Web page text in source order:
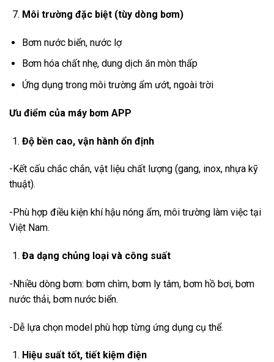
Môi trường đặc biệt (tùy dòng bơm)
Bơm nước biển, nước lợ
Bơm hóa chất nhẹ, dung dịch ăn mòn thấp
Ứng dụng trong môi trường ẩm ướt, ngoài trời
Ưu điểm của máy bơm APP
Độ bền cao, vận hành ổn định
-Kết cấu chắc chắn, vật liệu chất lượng (gang, inox, nhựa kỹ
thuật).
-Phù hợp điều kiện khí hậu nóng ẩm, môi trường làm việc tại
Việt Nam.
Đa dạng chủng loại và công suất
-Nhiều dòng bơm: bơm chìm, bơm ly tâm, bơm hồ bơi, bơm
nước thải, bơm nước biển.
-Dễ lựa chọn model phù hợp từng ứng dụng cụ thể.
Hiệu suất tốt, tiết kiệm điện